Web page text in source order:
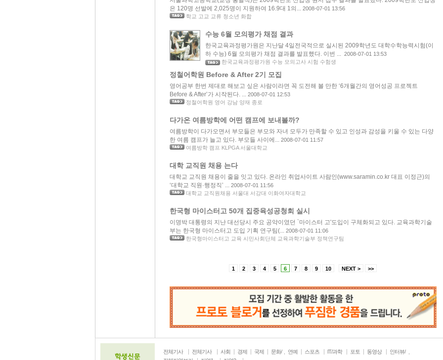
은 120명 선발에 2,025명이 지원하여 16.9대 1의... 2008-07-01 13:56
학교 고교 교류 청소년 화합
수능 6월 모의평가 채점 결과
한국교육과정평가원은 지난달 4일전국적으로 실시된 2009학년도 대학수학능력시험(이
하 수능) 6월 모의평가 채점 결과를 발표했다. 이번 ... 2008-07-01 13:53
한국교육과정평가원 수능 모의고사 시험 수험생
정철어학원 Before & After 2기 모집
영어공부 한번 제대로 해보고 싶은 사람이라면 꼭 도전해 볼 만한 ‘6개월간의 영어성공 프로젝트
Before & After’가 시작된다. ... 2008-07-01 12:53
정철어학원 영어 강남 양재 종로
다가온 여름방학에 어떤 캠프에 보내볼까?
여름방학이 다가오면서 부모들은 부모와 자녀 모두가 만족할 수 있고 인성과 감성을 키울 수 있는 다양
한 여름 캠프가 늘고 있다. 부모들 사이에... 2008-07-01 11:57
여름방학 캠프 KLPGA 서울대학교
대학 교직원 채용 는다
대학교 교직원 채용이 줄을 잇고 있다. 온라인 취업사이트 사람인(www.saramin.co.kr 대표 이정근)의
‘대학교 직원·행정직’ ... 2008-07-01 11:56
대학교 교직원채용 서울대 서강대 이화여자대학교
한국형 마이스터고 50개 집중육성공청회 실시
이명박 대통령의 지난 대선당시 주요 공약이였던 `마이스터 고'도입이 구체화되고 있다. 교육과학기술
부는 한국형 마이스터고 도입 기획 연구팀(... 2008-07-01 11:06
한국형마이스터고 교육 시민사회단체 교육과학기술부 정책연구팀
1 2 3 4 5 6 7 8 9 10 NEXT > >>
전체기사 전체기사 사회 경제 국제
문화/
연예 스포츠 IT/과학 포토 동영상
인터뷰/